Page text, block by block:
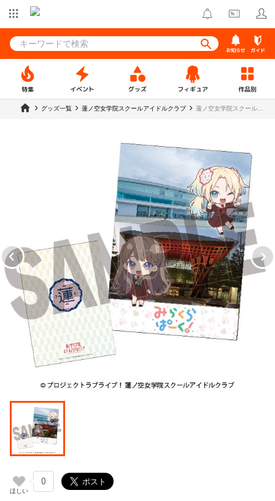
お知らせ ガイド
特集 イベント グッズ フィギュア 作品別
グッズ一覧 蓮ノ空女学院スクールアイドルクラブ
蓮ノ空女学院スクールア
0